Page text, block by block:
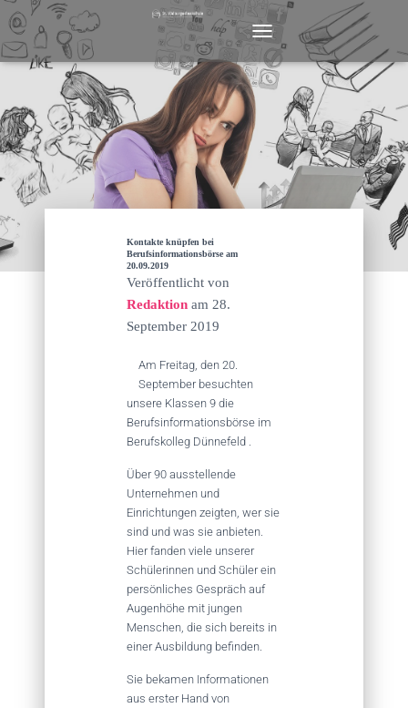
A
V
T
O
N
Kontakte knüpfen bei
Berufsinformationsbörse am
20.09.2019
Veröffentlicht von
Redaktion am 28.
September 2019
Am Freitag, den 20.
September besuchten
unsere Klassen 9 die
Berufsinformationsbörse im
Berufskolleg Dünnefeld .
Über 90 ausstellende
Unternehmen und
Einrichtungen zeigten, wer sie
sind und was sie anbieten.
Hier fanden viele unserer
Schülerinnen und Schüler ein
persönliches Gespräch auf
Augenhöhe mit jungen
Menschen, die sich bereits in
einer Ausbildung befinden.
Sie bekamen Informationen
aus erster Hand von